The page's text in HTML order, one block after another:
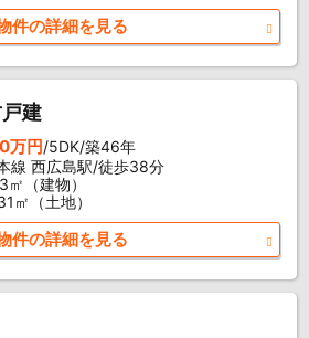
件の詳細を見る
建
万円/5DK/築46年
線 西広島駅/徒歩38分
（建物）
㎡（土地）
件の詳細を見る